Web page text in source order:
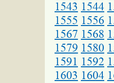
1543 1544
1555 1556
1567 1568
1579 1580
1591 1592
1603 1604